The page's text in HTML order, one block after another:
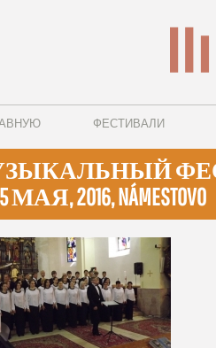
ФЕСТИВАЛИ
МАЯ, 2016, NÁMESTOVO